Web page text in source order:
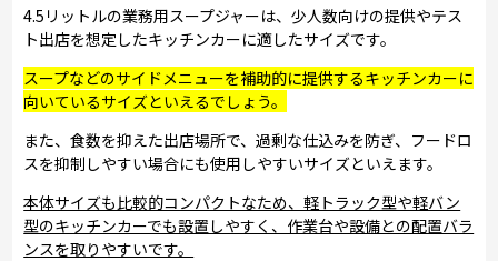
4.5リットルの業務用スープジャーは、少人数向けの提供やテス
ト出店を想定したキッチンカーに適したサイズです。
スープなどのサイドメニューを補助的に提供するキッチンカーに
向いているサイズといえるでしょう。
また、食数を抑えた出店場所で、過剰な仕込みを防ぎ、フードロ
スを抑制しやすい場合にも使用しやすいサイズといえます。
本体サイズも比較的コンパクトなため、軽トラック型や軽バン
型のキッチンカーでも設置しやすく、作業台や設備との配置バラ
ンスを取りやすいです。